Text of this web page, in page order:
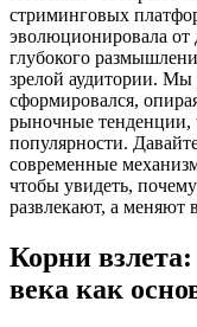
стриминговых
эволюционировала от
глубокого
зрелой аудитории. Мы
сформировался,
рыночные тенденции,
популярности.
современные
чтобы увидеть,
развлекают, а меняют
Корни
века как